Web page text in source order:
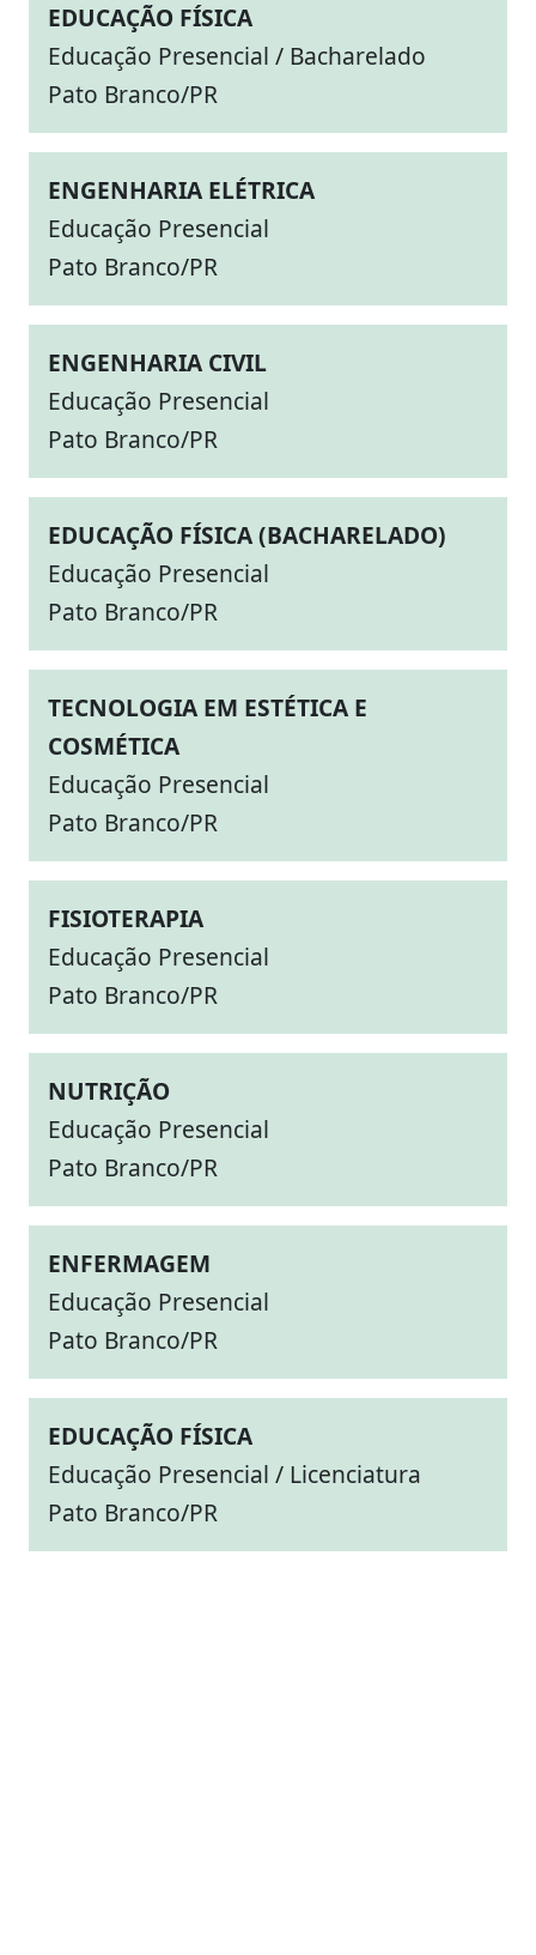
EDUCAÇÃO FÍSICA
Educação Presencial / Bacharelado
Pato Branco/PR
ENGENHARIA ELÉTRICA
Educação Presencial
Pato Branco/PR
ENGENHARIA CIVIL
Educação Presencial
Pato Branco/PR
EDUCAÇÃO FÍSICA (BACHARELADO)
Educação Presencial
Pato Branco/PR
TECNOLOGIA EM ESTÉTICA E
COSMÉTICA
Educação Presencial
Pato Branco/PR
FISIOTERAPIA
Educação Presencial
Pato Branco/PR
NUTRIÇÃO
Educação Presencial
Pato Branco/PR
ENFERMAGEM
Educação Presencial
Pato Branco/PR
EDUCAÇÃO FÍSICA
Educação Presencial / Licenciatura
Pato Branco/PR